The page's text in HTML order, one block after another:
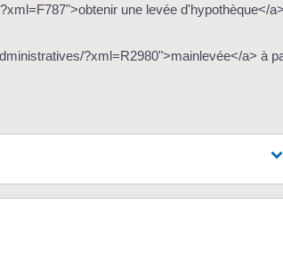
une levée d'hypothèque</a>
?xml=R2980">mainlevée</a> à